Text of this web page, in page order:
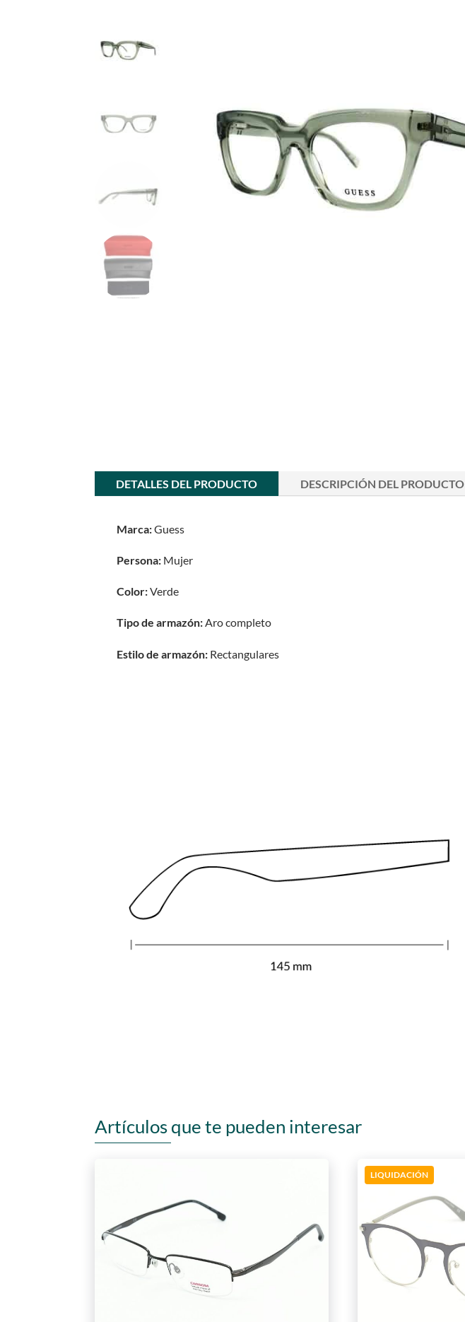
DETALLES DEL PRODUCTO DESCRIPCIÓN DEL PRODUCTO
Marca:Guess
Persona: Mujer
Color:Verde
Tipo de armazón:Aro completo
Estilo de armazón: Rectangulares
Artículos que te pueden interesar
LIQUIDACIÓN